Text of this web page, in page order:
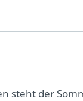
steht der